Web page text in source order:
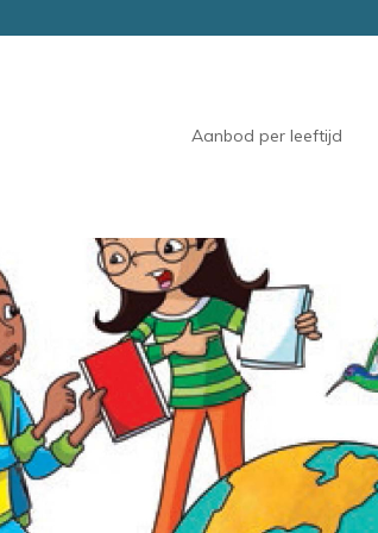
Aanbod per leeftijd